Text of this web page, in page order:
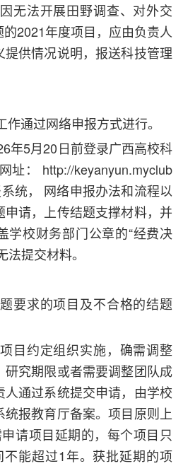
无法开展田野调查、对外交
2021年度项目，应由负责人
供情况说明，报送科技管理
通过网络申报方式进行。
年5月20日前登录广西高校科
址： http://keyanyun.myclub
统， 网络申报办法和流程以
请，上传结题支撑材料，并
学校财务部门公章的“经费决
提交材料。
要求的项目及不合格的结题
目约定组织实施，确需调整
究期限或者需要调整团队成
通过系统提交申请，由学校
报教育厅备案。项目原则上
请项目延期的，每个项目只
能超过1年。获批延期的项